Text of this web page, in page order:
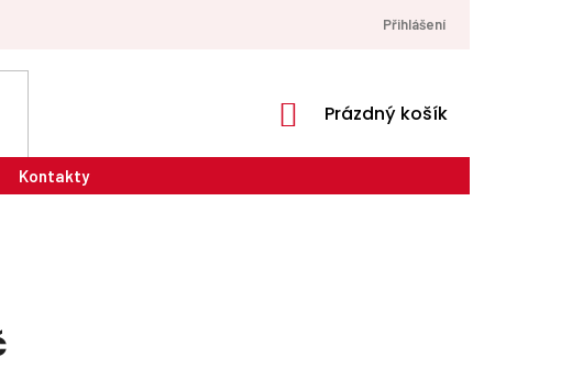
Přihlášení
NÁKUPNÍ
Prázdný košík
Kontakty